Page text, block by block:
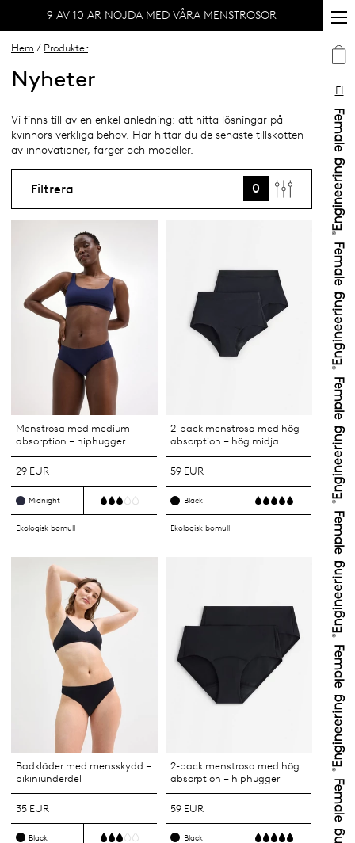
FI
9 AV 10 ÄR NÖJDA MED VÅRA MENSTROSOR
Hem / Produkter
Nyheter
Vi finns till av en enkel anledning: att hitta lösningar på
kvinnors verkliga behov. Här hittar du de senaste tillskotten
av innovationer, färger och modeller.
Filtrera 0
Menstrosa med medium
absorption – hiphugger
29 EUR
Midnight
Ekologisk bomull
2-pack menstrosa med hög
absorption – hög midja
59 EUR
Black
Ekologisk bomull
Badkläder med mensskydd –
bikiniunderdel
35 EUR
Black
2-pack menstrosa med hög
absorption – hiphugger
59 EUR
Black